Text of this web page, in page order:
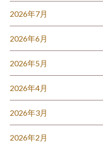
2026年7月
2026年6月
2026年5月
2026年4月
2026年3月
2026年2月